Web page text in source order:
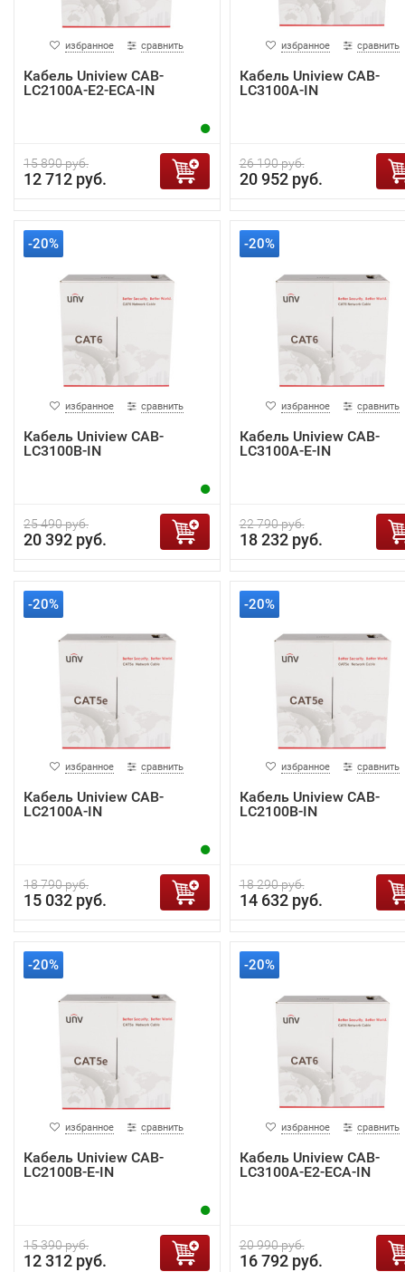
избранное сравнить
Кабель Uniview CAB-
LC2100A-E2-ECA-IN
15 890 руб.
12 712 руб.
избранное сравнить
Кабель Uniview CAB-
LC3100A-IN
26 190 руб.
20 952 руб.
-20%
избранное сравнить
Кабель Uniview CAB-
LC3100B-IN
25 490 руб.
20 392 руб.
-20%
избранное сравнить
Кабель Uniview CAB-
LC3100A-E-IN
22 790 руб.
18 232 руб.
-20%
избранное сравнить
Кабель Uniview CAB-
LC2100A-IN
18 790 руб.
15 032 руб.
-20%
избранное сравнить
Кабель Uniview CAB-
LC2100B-IN
18 290 руб.
14 632 руб.
-20%
избранное сравнить
Кабель Uniview CAB-
LC2100B-E-IN
15 390 руб.
12 312 руб.
-20%
избранное сравнить
Кабель Uniview CAB-
LC3100A-E2-ECA-IN
20 990 руб.
16 792 руб.